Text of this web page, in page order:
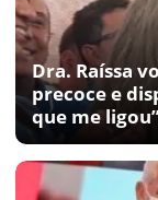
Dra. Raíssa
precoce e
que me